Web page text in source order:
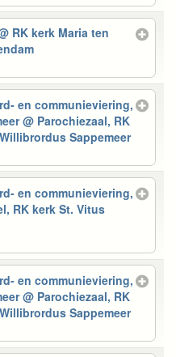
RK kerk Maria ten
en communieviering,
@ Parochiezaal, RK
Sappemeer
en communieviering,
RK kerk St. Vitus
en communieviering,
@ Parochiezaal, RK
Sappemeer